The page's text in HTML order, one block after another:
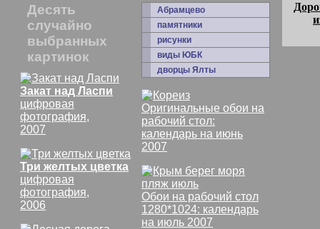
Десять
случайно
выбранных
картинок
Закат над Ласпи
цифровая
фотография,
2007
Три желтых цветка
цифровая
фотография,
2006
Абрамцево
памятники
рисунки
виды ЮБК
дворцы Ялты
Оригинальные обои на
рабочий стол:
календарь на июнь
2007
Обои на рабочий стол
1280*1024: календарь
на июль 2007